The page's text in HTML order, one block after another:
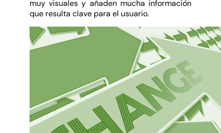
muy visuales y añaden mucha información
que resulta clave para el usuario.